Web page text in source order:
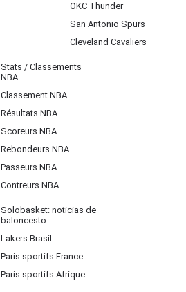
OKC Thunder
San Antonio Spurs
Cleveland Cavaliers
Stats / Classements
NBA
Classement NBA
Résultats NBA
Scoreurs NBA
Rebondeurs NBA
Passeurs NBA
Contreurs NBA
Solobasket: noticias de
baloncesto
Lakers Brasil
Paris sportifs France
Paris sportifs Afrique